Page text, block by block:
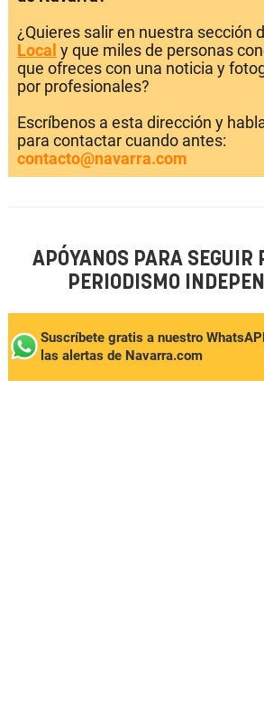
¿Quieres salir en nuestra sección
Local y que miles de personas
que ofreces con una noticia y
por profesionales?
Escríbenos a esta dirección y
para contactar cuando antes:
contacto@navarra.com
APÓYANOS PARA SEGUIR
PERIODISMO
Suscríbete gratis a nuestro
las alertas de Navarra.com